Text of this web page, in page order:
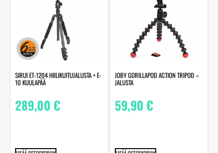
SIRUI ET-1204 HIILIKUITUJALUSTA + E-
10 KUULAPÄÄ
289,00€
JOBY GORILLAPOD ACTION TRIPOD –
JALUSTA
59,90€